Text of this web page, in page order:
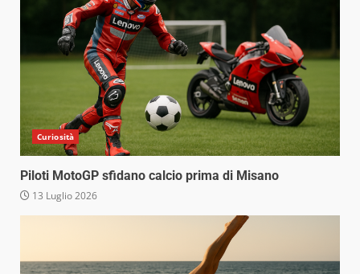
Curiosità
Piloti MotoGP sfidano calcio prima di Misano
13 Luglio 2026